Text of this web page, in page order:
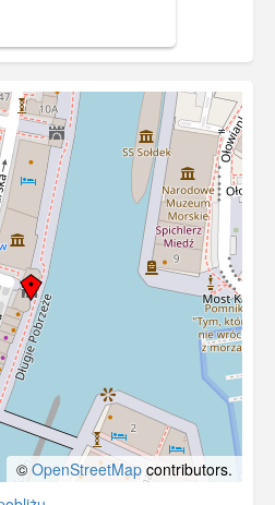
©OpenStreetMap contributors.